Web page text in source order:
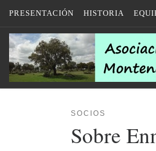
Saltar al contenido
PRESENTACIÓN HISTORIA
SOCIOS
Sobre